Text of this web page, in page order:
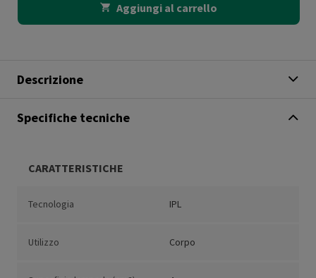
Aggiungi al carrello
Descrizione
Specifiche tecniche
CARATTERISTICHE
Tecnologia IPL
Utilizzo Corpo